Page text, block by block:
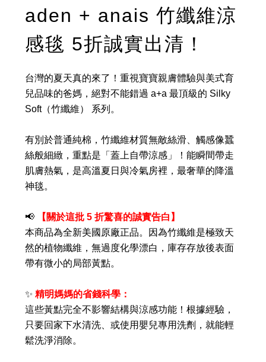
aden + anais 竹纖維涼
感毯 5折誠實出清！
台灣的夏天真的來了！重視寶寶親膚體驗與美式育
兒品味的爸媽，絕對不能錯過 a+a 最頂級的 Silky
Soft（竹纖維） 系列。
有別於普通純棉，竹纖維材質無敵絲滑、觸感像蠶
絲般細緻，重點是「蓋上自帶涼感」！能瞬間帶走
肌膚熱氣，是高溫夏日與冷氣房裡，最奢華的降溫
神毯。
📢
【關於這批 5 折驚喜的誠實告白】
本商品為全新美國原廠正品。因為竹纖維是極致天
然的植物纖維，無過度化學漂白，庫存存放後表面
帶有微小的局部黃點。
✨ 精明媽媽的省錢科學：
這些黃點完全不影響結構與涼感功能！根據經驗，
只要回家下水清洗、或使用嬰兒專用洗劑，就能輕
鬆洗淨消除。